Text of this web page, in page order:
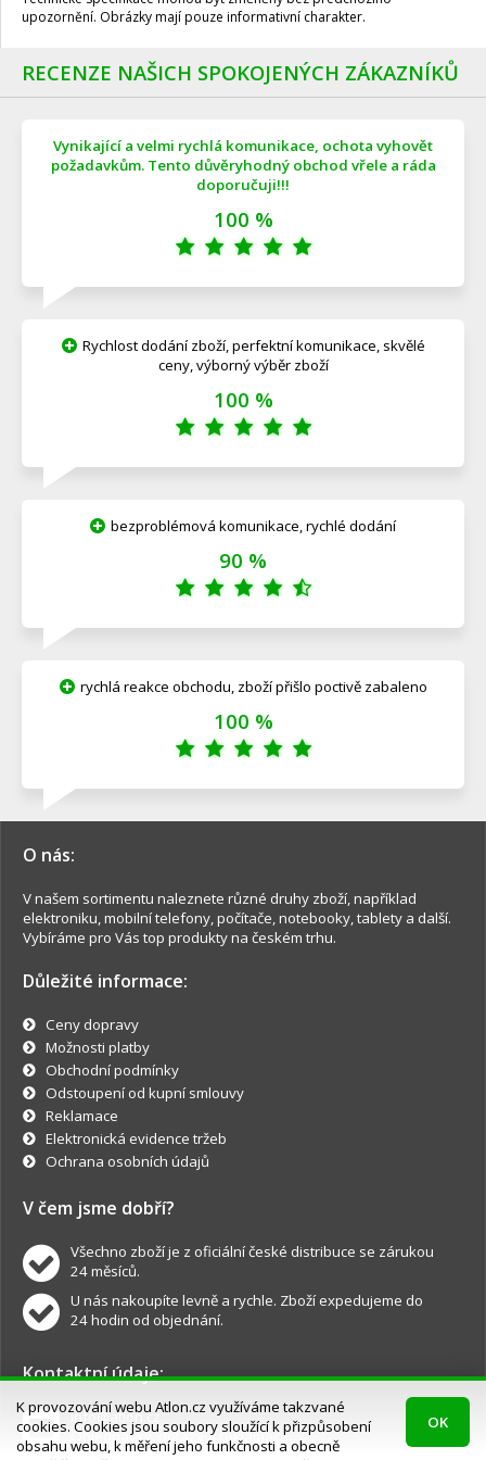
upozornění. Obrázky mají pouze informativní charakter.
RECENZE NAŠICH SPOKOJENÝCH ZÁKAZNÍKŮ
Vynikající a velmi rychlá komunikace, ochota vyhovět
požadavkům. Tento důvěryhodný obchod vřele a ráda
doporučuji!!!
100 %
Rychlost dodání zboží, perfektní komunikace, skvělé
ceny, výborný výběr zboží
100 %
bezproblémová komunikace, rychlé dodání
90 %
rychlá reakce obchodu, zboží přišlo poctivě zabaleno
100 %
O nás:
V našem sortimentu naleznete různé druhy zboží, například
elektroniku, mobilní telefony, počítače, notebooky, tablety a další.
Vybíráme pro Vás top produkty na českém trhu.
Důležité informace:
Ceny dopravy
Možnosti platby
Obchodní podmínky
Odstoupení od kupní smlouvy
Reklamace
Elektronická evidence tržeb
Ochrana osobních údajů
V čem jsme dobří?
Všechno zboží je z oficiální české distribuce se zárukou
24 měsíců.
U nás nakoupíte levně a rychle. Zboží expedujeme do
24 hodin od objednání.
Kontaktní údaje:
info@atlon.cz
Objednávky, dotazy a reklamace.
K provozování webu Atlon.cz využíváme takzvané
cookies. Cookies jsou soubory sloužící k přizpůsobení
obsahu webu, k měření jeho funkčnosti a obecně
OK